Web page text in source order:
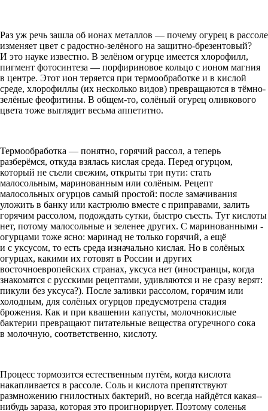
Раз уж речь зашла об ионах металлов — почему огурец в рассоле
изменяет цвет с радостно-зелёного на защитно-брезентовый?
И это науке известно. В зелёном огурце имеется хлорофилл,
пигмент фотосинтеза — порфириновое кольцо с ионом магния
в центре. Этот ион теряется при термообработке и в кислой
среде, хлорофиллы (их несколько видов) превращаются в тёмно-
зелёные фео­фитины. В общем-то, солёный огурец оливкового
цвета тоже выглядит весьма аппетитно.
Термообработка — понятно, горячий рассол, а теперь
разберёмся, откуда взялась кислая среда. Перед огурцом,
который не съели свежим, открыты три пути: стать
малосольным, маринованным или солёным. Рецепт
малосольных огурцов самый простой: после замачивания
уложить в банку или кастрюлю вместе с приправами, залить
горячим рассолом, подождать сутки, быстро съесть. Тут кислоты
нет, потому малосольные и зеленее других. С маринованными ­
огурцами тоже ясно: маринад не только горячий, а ещё
и с уксусом, то есть среда изначально кислая. Но в солёных
огурцах, какими их готовят в России и других
восточноевропейских странах, уксуса нет (иностранцы, когда
знакомятся с русскими рецептами, удивляются и не сразу верят:
пикули без уксуса?). После заливки рассолом, горячим или
холодным, для солёных огурцов предусмотрена стадия
брожения. Как и при квашении капусты, молочнокислые
бактерии превращают питательные вещества огуречного сока
в молочную, соответственно, кислоту.
Процесс тормозится естественным путём, когда кислота
накапливается в рассоле. Соль и кислота препятствуют
размножению гнилостных бактерий, но всегда найдётся какая-­
нибудь зараза, которая это проигнорирует. Поэтому соленья